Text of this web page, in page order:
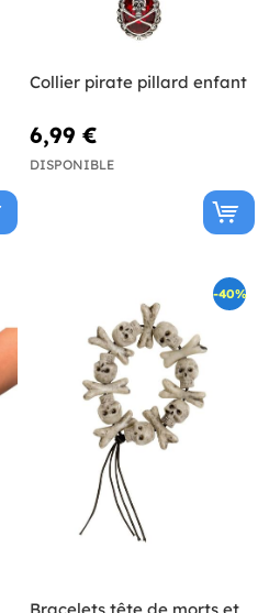
Collier pirate pillard enfant
6,99 €
DISPONIBLE
-40%